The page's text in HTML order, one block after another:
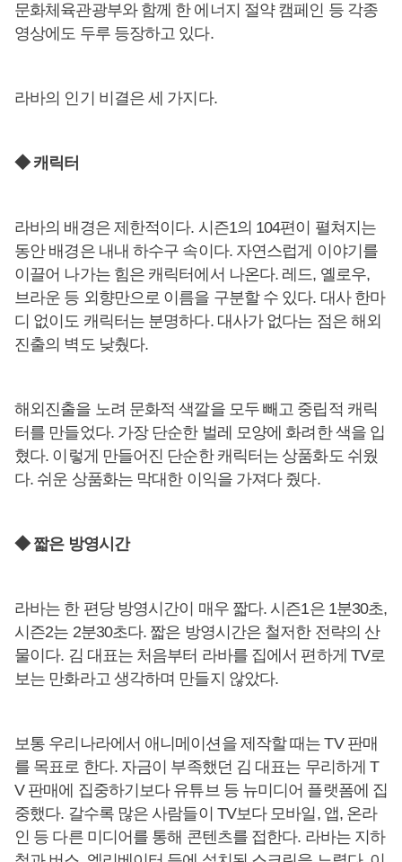
문화체육관광부와 함께 한 에너지 절약 캠페인 등 각종
영상에도 두루 등장하고 있다.
라바의 인기 비결은 세 가지다.
◆ 캐릭터
라바의 배경은 제한적이다. 시즌1의 104편이 펼쳐지는
동안 배경은 내내 하수구 속이다. 자연스럽게 이야기를
이끌어 나가는 힘은 캐릭터에서 나온다. 레드, 옐로우,
브라운 등 외향만으로 이름을 구분할 수 있다. 대사 한마
디 없이도 캐릭터는 분명하다. 대사가 없다는 점은 해외
진출의 벽도 낮췄다.
해외진출을 노려 문화적 색깔을 모두 빼고 중립적 캐릭
터를 만들었다. 가장 단순한 벌레 모양에 화려한 색을 입
혔다. 이렇게 만들어진 단순한 캐릭터는 상품화도 쉬웠
다. 쉬운 상품화는 막대한 이익을 가져다 줬다.
◆ 짧은 방영시간
라바는 한 편당 방영시간이 매우 짧다. 시즌1은 1분30초,
시즌2는 2분30초다. 짧은 방영시간은 철저한 전략의 산
물이다. 김 대표는 처음부터 라바를 집에서 편하게 TV로
보는 만화라고 생각하며 만들지 않았다.
보통 우리나라에서 애니메이션을 제작할 때는 TV 판매
를 목표로 한다. 자금이 부족했던 김 대표는 무리하게 T
V 판매에 집중하기보다 유튜브 등 뉴미디어 플랫폼에 집
중했다. 갈수록 많은 사람들이 TV보다 모바일, 앱, 온라
인 등 다른 미디어를 통해 콘텐츠를 접한다. 라바는 지하